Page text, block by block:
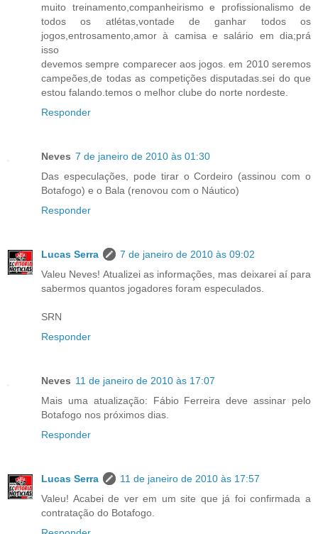
muito treinamento,companheirismo e profissionalismo de
todos os atlétas,vontade de ganhar todos os
jogos,entrosamento,amor à camisa e salário em dia;prá
isso
devemos sempre comparecer aos jogos. em 2010 seremos
campeões,de todas as competições disputadas.sei do que
estou falando.temos o melhor clube do norte nordeste.
Responder
Neves 7 de janeiro de 2010 às 01:30
Das especulações, pode tirar o Cordeiro (assinou com o
Botafogo) e o Bala (renovou com o Náutico)
Responder
Lucas Serra
7 de janeiro de 2010 às 09:02
Valeu Neves! Atualizei as informações, mas deixarei aí para
sabermos quantos jogadores foram especulados.
SRN
Responder
Neves 11 de janeiro de 2010 às 17:07
Mais uma atualização: Fábio Ferreira deve assinar pelo
Botafogo nos próximos dias.
Responder
Lucas Serra
11 de janeiro de 2010 às 17:57
Valeu! Acabei de ver em um site que já foi confirmada a
contratação do Botafogo.